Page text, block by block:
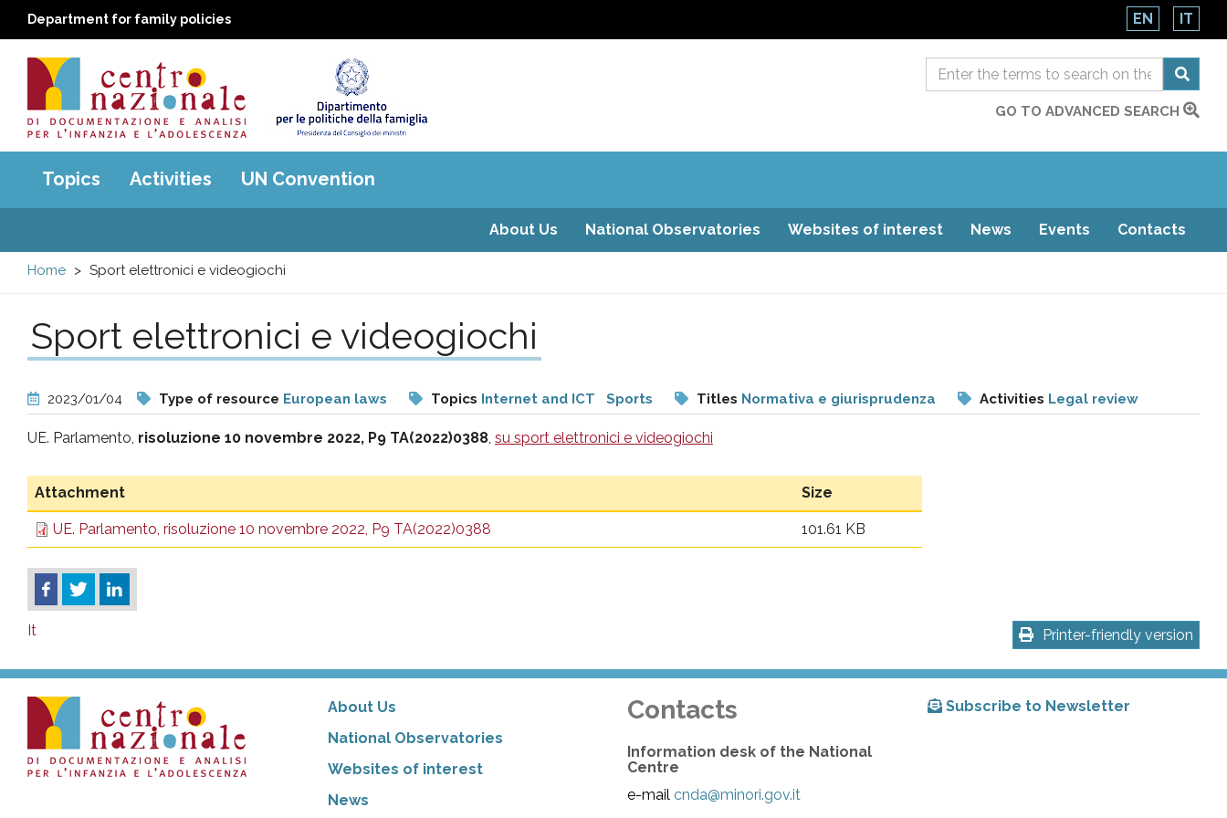
Department for family policies EN IT
Centro
nazionale
di
e
analisi
pr
l'infanzia
e
l'adolescenza
GO TO ADVANCED SEARCH
Main
menu
Topics Activities UN Convention
About Us National Observatories Websites of interest News Events Contacts
Home Sport elettronici e videogiochi
Sport elettronici e videogiochi
2023/01/04 Type of resource European laws Topics Internet and ICT Sports Titles Normativa e giurisprudenza Activities Legal review
UE. Parlamento, risoluzione 10 novembre 2022, P9 TA(2022)0388 su sport elettronici e videogiochi
Attachment Size
UE. Parlamento, risoluzione 10 novembre 2022, P9 TA(2022)0388 101.61 KB
Printer-friendly version
It
About Us
National Observatories
Websites of interest
News
Contacts
Information desk of the National
Centre
e-mailcnda@minori.gov.it
Subscribe to Newsletter